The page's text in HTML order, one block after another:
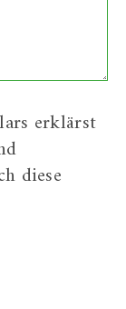
erklärst
diese